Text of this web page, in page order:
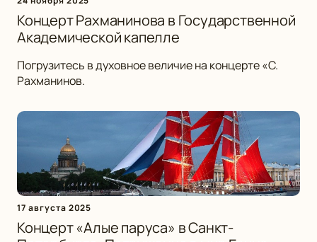
Концерт Рахманинова в Государственной
Академической капелле
Погрузитесь в духовное величие на концерте «С.
Рахманинов.
17 августа 2025
Концерт «Алые паруса» в Санкт-